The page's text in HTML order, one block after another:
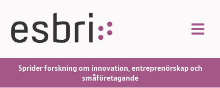
Sprider forskning om innovation, entreprenörskap och
småföretagande